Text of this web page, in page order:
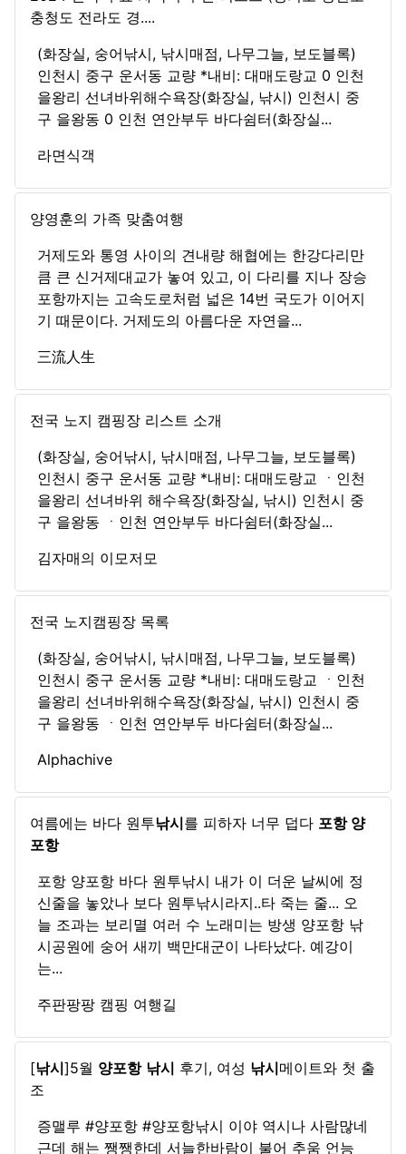
충청도 전라도 경....
(화장실, 숭어낚시, 낚시매점, 나무그늘, 보도블록)
인천시 중구 운서동 교량 *내비: 대매도랑교 0 인천
을왕리 선녀바위해수욕장(화장실, 낚시) 인천시 중
구 을왕동 0 인천 연안부두 바다쉼터(화장실...
라면식객
양영훈의 가족 맞춤여행
거제도와 통영 사이의 견내량 해협에는 한강다리만
큼 큰 신거제대교가 놓여 있고, 이 다리를 지나 장승
포항까지는 고속도로처럼 넓은 14번 국도가 이어지
기 때문이다. 거제도의 아름다운 자연을...
三流人生
전국 노지 캠핑장 리스트 소개
(화장실, 숭어낚시, 낚시매점, 나무그늘, 보도블록)
인천시 중구 운서동 교량 *내비: 대매도랑교 ㆍ인천
을왕리 선녀바위 해수욕장(화장실, 낚시) 인천시 중
구 을왕동 ㆍ인천 연안부두 바다쉼터(화장실...
김자매의 이모저모
전국 노지캠핑장 목록
(화장실, 숭어낚시, 낚시매점, 나무그늘, 보도블록)
인천시 중구 운서동 교량 *내비: 대매도랑교 ㆍ인천
을왕리 선녀바위해수욕장(화장실, 낚시) 인천시 중
구 을왕동 ㆍ인천 연안부두 바다쉼터(화장실...
Alphachive
여름에는 바다 원투낚시를 피하자 너무 덥다 포항 양
포항
포항 양포항 바다 원투낚시 내가 이 더운 날씨에 정
신줄을 놓았나 보다 원투낚시라지..타 죽는 줄... 오
늘 조과는 보리멸 여러 수 노래미는 방생 양포항 낚
시공원에 숭어 새끼 백만대군이 나타났다. 예강이
는...
주판팡팡 캠핑 여행길
[낚시]5월 양포항 낚시 후기, 여성 낚시메이트와 첫 출
조
증맬루 #양포항 #양포항낚시 이야 역시나 사람많네
근데 해는 쨍쨍한데 서늘한바람이 불어 추움 언능